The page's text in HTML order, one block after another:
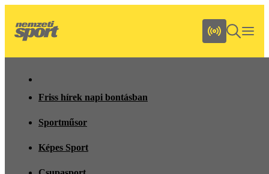
Friss hírek napi bontásban
Sportműsor
Képes Sport